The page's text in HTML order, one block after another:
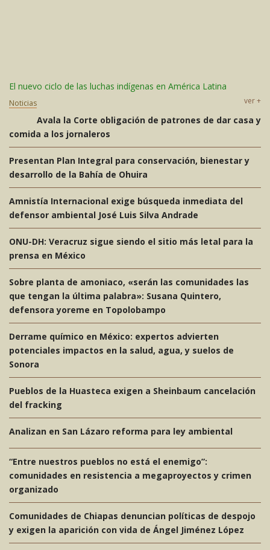
El nuevo ciclo de las luchas indígenas en América Latina
Noticias ver +
Avala la Corte obligación de patrones de dar casa y
comida a los jornaleros
Presentan Plan Integral para conservación, bienestar y
desarrollo de la Bahía de Ohuira
Amnistía Internacional exige búsqueda inmediata del
defensor ambiental José Luis Silva Andrade
ONU-DH: Veracruz sigue siendo el sitio más letal para la
prensa en México
Sobre planta de amoniaco, «serán las comunidades las
que tengan la última palabra»: Susana Quintero,
defensora yoreme en Topolobampo
Derrame químico en México: expertos advierten
potenciales impactos en la salud, agua, y suelos de
Sonora
Pueblos de la Huasteca exigen a Sheinbaum cancelación
del fracking
Analizan en San Lázaro reforma para ley ambiental
“Entre nuestros pueblos no está el enemigo”:
comunidades en resistencia a megaproyectos y crimen
organizado
Comunidades de Chiapas denuncian políticas de despojo
y exigen la aparición con vida de Ángel Jiménez López